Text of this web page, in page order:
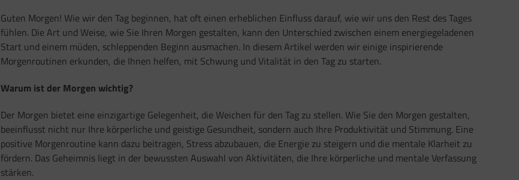
Guten Morgen! Wie wir den Tag beginnen, hat oft einen erheblichen Einfluss darauf, wie wir uns den Rest des Tages
fühlen. Die Art und Weise, wie Sie Ihren Morgen gestalten, kann den Unterschied zwischen einem energiegeladenen
Start und einem müden, schleppenden Beginn ausmachen. In diesem Artikel werden wir einige inspirierende
Morgenroutinen erkunden, die Ihnen helfen, mit Schwung und Vitalität in den Tag zu starten.
Warum ist der Morgen wichtig?
Der Morgen bietet eine einzigartige Gelegenheit, die Weichen für den Tag zu stellen. Wie Sie den Morgen gestalten,
beeinflusst nicht nur Ihre körperliche und geistige Gesundheit, sondern auch Ihre Produktivität und Stimmung. Eine
positive Morgenroutine kann dazu beitragen, Stress abzubauen, die Energie zu steigern und die mentale Klarheit zu
fördern. Das Geheimnis liegt in der bewussten Auswahl von Aktivitäten, die Ihre körperliche und mentale Verfassung
stärken.